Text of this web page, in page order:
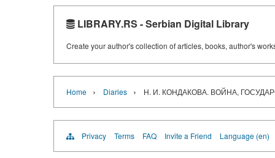
LIBRARY.RS - Serbian Digital Library
Create your author's collection of articles, books, author's
Home › Diaries › Н. И. КОНДАКОВА. ВОЙНА,
Privacy Terms FAQ Invite a Friend Language (en)